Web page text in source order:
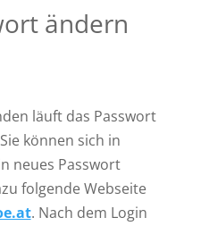
ändern
läuft das Passwort
können sich in
neues Passwort
folgende Webseite
. Nach dem Login